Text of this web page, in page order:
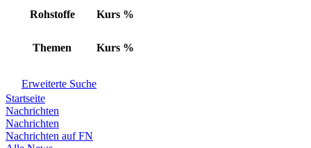
Rohstoffe Kurs %
Themen Kurs %
Erweiterte Suche
Startseite
Nachrichten
Nachrichten
Nachrichten auf FN